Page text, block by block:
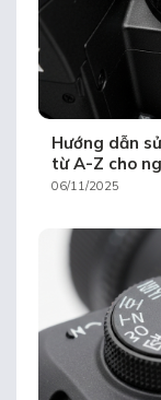
Hướng dẫn
từ A-Z cho
06/11/2025